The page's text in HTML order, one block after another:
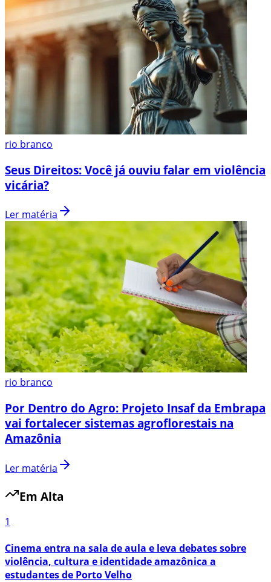
rio branco
Seus Direitos: Você já ouviu falar em violência
vicária?
Ler matéria
rio branco
Por Dentro do Agro: Projeto Insaf da Embrapa
vai fortalecer sistemas agroflorestais na
Amazônia
Ler matéria
Em Alta
1
Cinema entra na sala de aula e leva debates sobre
violência, cultura e identidade amazônica a
estudantes de Porto Velho